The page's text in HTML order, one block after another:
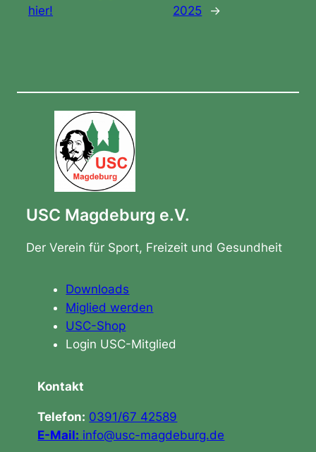
hier!
2025
→
USC Magdeburg e.V.
Der Verein für Sport, Freizeit und Gesundheit
Downloads
Miglied werden
USC-Shop
Login USC-Mitglied
Kontakt
Telefon: 0391/67 42589
E-Mail: info@usc-magdeburg.de